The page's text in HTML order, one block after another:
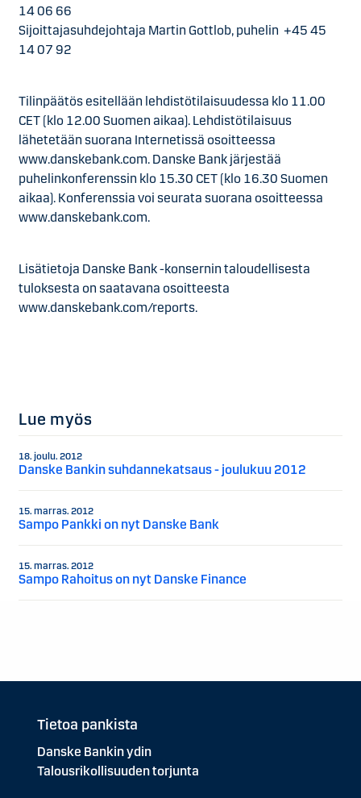
14 06 66
Sijoittajasuhdejohtaja Martin Gottlob, puhelin +45 45
14 07 92
Tilinpäätös esitellään lehdistötilaisuudessa klo 11.00
CET (klo 12.00 Suomen aikaa). Lehdistötilaisuus
lähetetään suorana Internetissä osoitteessa
www.danskebank.com. Danske Bank järjestää
puhelinkonferenssin klo 15.30 CET (klo 16.30 Suomen
aikaa). Konferenssia voi seurata suorana osoitteessa
www.danskebank.com.
Lisätietoja Danske Bank -konsernin taloudellisesta
tuloksesta on saatavana osoitteesta
www.danskebank.com/reports.
Lue myös
18. joulu. 2012
Danske Bankin suhdannekatsaus - joulukuu 2012
15. marras. 2012
Sampo Pankki on nyt Danske Bank
15. marras. 2012
Sampo Rahoitus on nyt Danske Finance
Tietoa pankista
Danske Bankin ydin
Talousrikollisuuden torjunta